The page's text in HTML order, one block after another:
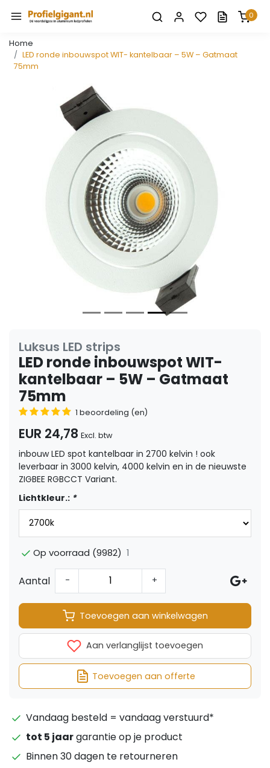
0
Home
LED ronde inbouwspot WIT- kantelbaar – 5W – Gatmaat
75mm
Luksus LED strips
LED ronde inbouwspot WIT-
kantelbaar – 5W – Gatmaat
75mm
1 beoordeling (en)
EUR 24,78 Excl. btw
inbouw LED spot kantelbaar in 2700 kelvin ! ook
leverbaar in 3000 kelvin, 4000 kelvin en in de nieuwste
ZIGBEE RGBCCT Variant.
Lichtkleur.: *
Op voorraad (9982) 1
Aantal - +
Toevoegen aan winkelwagen
Aan verlanglijst toevoegen
Toevoegen aan offerte
Vandaag besteld = vandaag verstuurd*
tot 5 jaargarantie op je product
Binnen 30 dagen te retourneren